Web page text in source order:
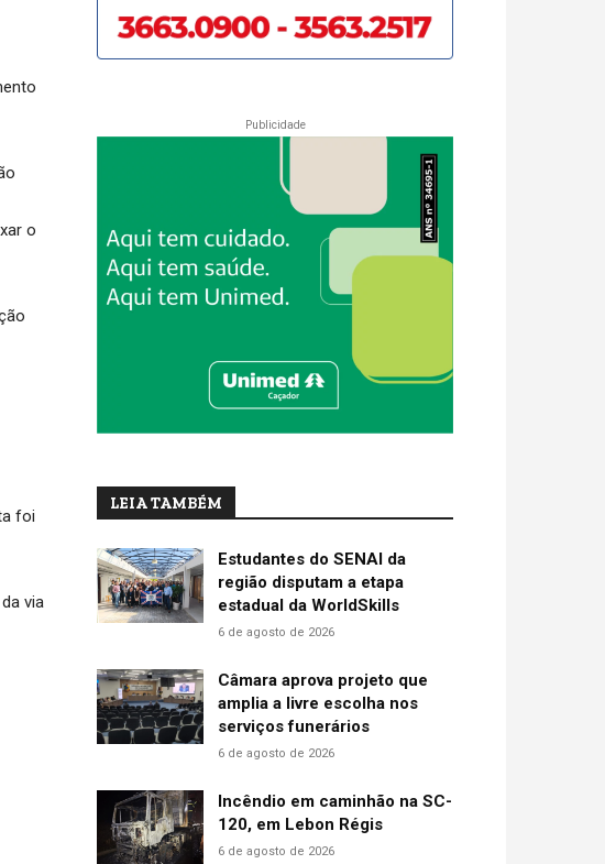
o
foi
via
Publicidade
LEIA TAMBÉM
Estudantes do SENAI da
região disputam a etapa
estadual da WorldSkills
6 de agosto de 2026
Câmara aprova projeto que
amplia a livre escolha nos
serviços funerários
6 de agosto de 2026
Incêndio em caminhão na SC-
120, em Lebon Régis
6 de agosto de 2026